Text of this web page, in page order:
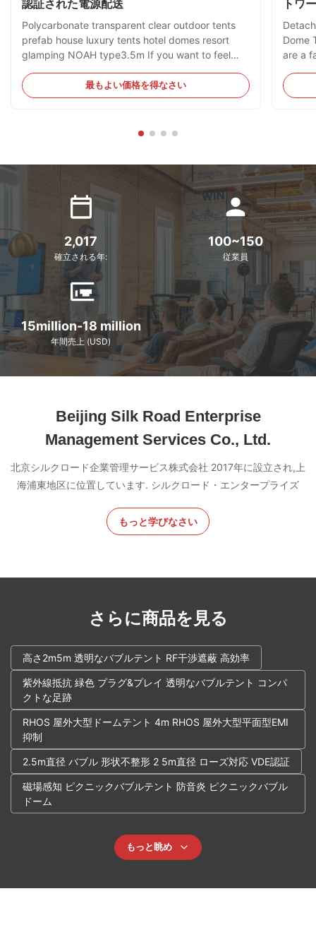
認証された電源配送
Polycarbonate transparent clear outdoor tents
prefab house luxury tents hotel domes resort
glamping NOAH type3.5m If you want to feel
preparing to glamping on the beautiful view open
field, Silk Road Enterprise is a great choice for
provide high stability. Door and windows are
最もよい価格を得なさい
トワ
Dome
are a
2,017
確立される年:
100~150
従業員
15million-18 million
年間売上 (USD)
Beijing Silk Road Enterprise
Management Services Co., Ltd.
北京シルクロード企業管理サービス株式会社 2017年に設立され,上
海浦東地区に位置しています. シルクロード・エンタープライズ
もっと学びなさい
さらに商品を見る
高さ2m5m 透明なバブルテント RF干渉遮蔽 高効率
紫外線抵抗 緑色 プラグ&プレイ 透明なバブルテント コンパ
クトな足跡
RHOS 屋外大型ドームテント 4m RHOS 屋外大型平面型EMI
抑制
2.5m直径 バブル 形状不整形 2 5m直径 ローズ対応 VDE認証
磁場感知 ピクニックバブルテント 防音炎 ピクニックバブル
ドーム
もっと眺め